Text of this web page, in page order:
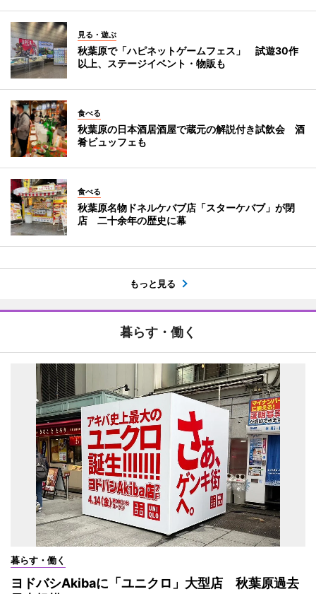
見る・遊ぶ
秋葉原で「ハピネットゲームフェス」 試遊30作
以上、ステージイベント・物販も
食べる
秋葉原の日本酒居酒屋で蔵元の解説付き試飲会 酒
肴ビュッフェも
食べる
秋葉原名物ドネルケバブ店「スターケバブ」が閉
店 二十余年の歴史に幕
もっと見る
暮らす・働く
暮らす・働く
ヨドバシAkibaに「ユニクロ」大型店 秋葉原過去